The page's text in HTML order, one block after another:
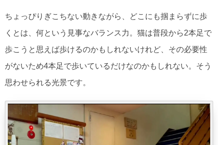
ちょっぴりぎこちない動きながら、どこにも掴まらずに歩
くとは、何という見事なバランス力。猫は普段から2本足で
歩こうと思えば歩けるのかもしれないけれど、その必要性
がないため4本足で歩いているだけなのかもしれない。そう
思わせられる光景です。